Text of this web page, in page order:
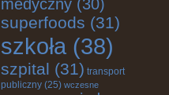
medyczny (30)
superfoods (31)
szkoła (38)
szpital (31) transport
publiczny (25) wczesne